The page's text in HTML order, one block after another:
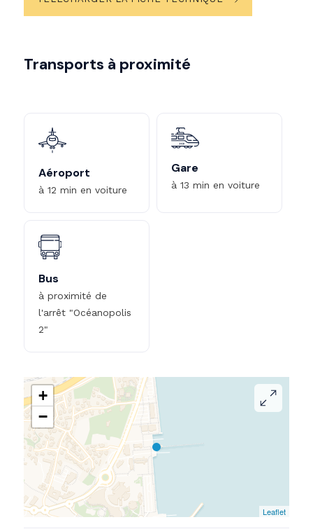
Transports à proximité
Aéroport
à 12 min en voiture
Gare
à 13 min en voiture
Bus
à proximité de
l'arrêt "Océanopolis
2"
+
−
Leaflet